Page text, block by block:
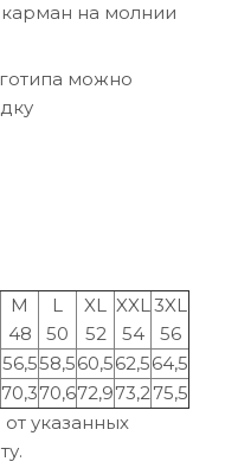
на молнии
можно
M
48
L
50
XL
52
XXL
54
3XL
56
56,558,560,562,564,5
70,370,672,973,275,5
указанных